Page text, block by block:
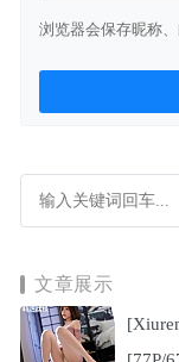
浏览器会保存昵称
文章展示